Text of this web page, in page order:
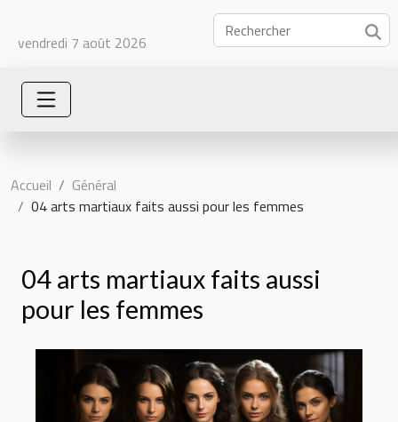
vendredi 7 août 2026
Accueil
Général
04 arts martiaux faits aussi pour les femmes
04 arts martiaux faits aussi
pour les femmes